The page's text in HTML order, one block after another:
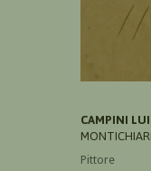
CAMPINI
Pittore